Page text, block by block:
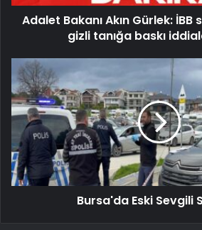
Adalet Bakanı Akın Gürlek:
gizli tanığa baskı
Bursa'da Eski Sevgili